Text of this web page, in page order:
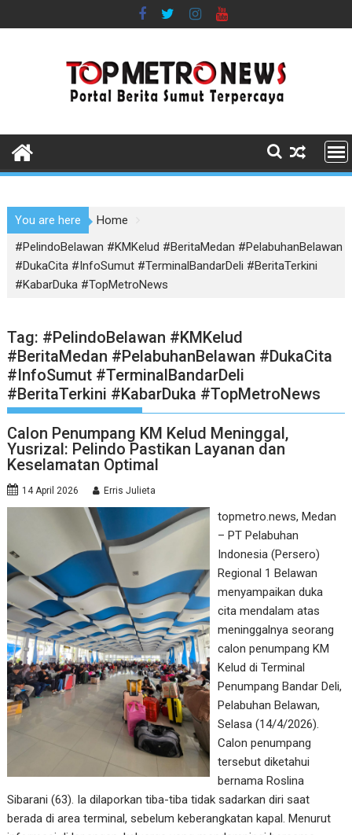
to
You are here
Home
#PelindoBelawan #KMKelud #BeritaMedan #PelabuhanBelawan
#DukaCita #InfoSumut #TerminalBandarDeli #BeritaTerkini
#KabarDuka #TopMetroNews
Tag: #PelindoBelawan #KMKelud
#BeritaMedan #PelabuhanBelawan #DukaCita
#InfoSumut #TerminalBandarDeli
#BeritaTerkini #KabarDuka #TopMetroNews
Calon Penumpang KM Kelud Meninggal,
Yusrizal: Pelindo Pastikan Layanan dan
Keselamatan Optimal
14 April 2026 Erris Julieta
topmetro.news, Medan
– PT Pelabuhan
Indonesia (Persero)
Regional 1 Belawan
menyampaikan duka
cita mendalam atas
meninggalnya seorang
calon penumpang KM
Kelud di Terminal
Penumpang Bandar Deli,
Pelabuhan Belawan,
Selasa (14/4/2026).
Calon penumpang
tersebut diketahui
bernama Roslina
Sibarani (63). Ia dilaporkan tiba-tiba tidak sadarkan diri saat
berada di area terminal, sebelum keberangkatan kapal. Menurut